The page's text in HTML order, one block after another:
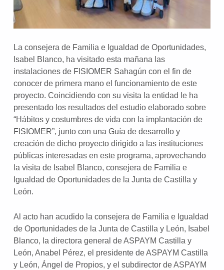
La consejera de Familia e Igualdad de Oportunidades,
Isabel Blanco, ha visitado esta mañana las
instalaciones de FISIOMER Sahagún con el fin de
conocer de primera mano el funcionamiento de este
proyecto. Coincidiendo con su visita la entidad le ha
presentado los resultados del estudio elaborado sobre
“Hábitos y costumbres de vida con la implantación de
FISIOMER”, junto con una Guía de desarrollo y
creación de dicho proyecto dirigido a las instituciones
públicas interesadas en este programa, aprovechando
la visita de Isabel Blanco, consejera de Familia e
Igualdad de Oportunidades de la Junta de Castilla y
León.
Al acto han acudido la consejera de Familia e Igualdad
de Oportunidades de la Junta de Castilla y León, Isabel
Blanco, la directora general de ASPAYM Castilla y
León, Anabel Pérez, el presidente de ASPAYM Castilla
y León, Ángel de Propios, y el subdirector de ASPAYM